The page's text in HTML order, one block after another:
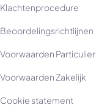
Klachtenprocedure
Beoordelingsrichtlijnen
Voorwaarden Particulier
Voorwaarden Zakelijk
Cookie statement